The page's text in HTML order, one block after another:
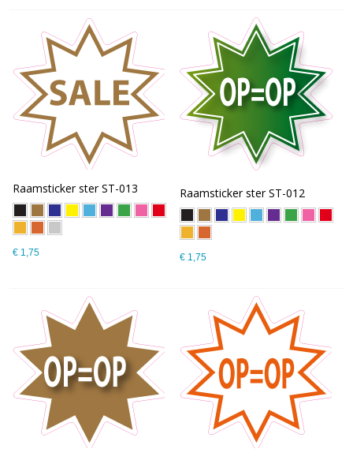
Raamsticker ster ST-013
€ 1,75
Raamsticker ster ST-012
€ 1,75